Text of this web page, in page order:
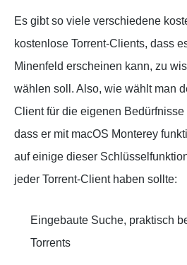
Es gibt so viele verschiedene
kostenlose Torrent-Clients, dass
Minenfeld erscheinen kann, zu
wählen soll. Also, wie wählt man
Client für die eigenen Bedürfnisse
dass er mit macOS Monterey
auf einige dieser
jeder Torrent-Client haben sollte:
Eingebaute Suche, praktisch
Torrents